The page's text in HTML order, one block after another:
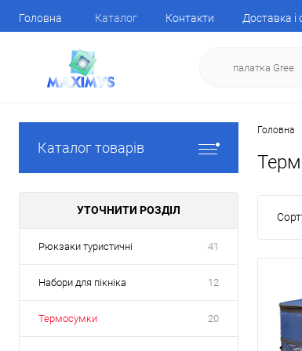
Головна Каталог Контакти Доставка і
Каталог товарів
УТОЧНИТИ РОЗДІЛ
Рюкзаки туристичні 41
Набори для пікніка 12
Термосумки 20
Головна